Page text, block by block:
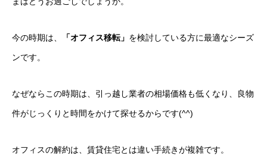
今の時期は、 「オフィス移転」 を検討している方に最適なシーズ
ンです。
なぜならこの時期は、引っ越し業者の相場価格も低くなり、良物
件がじっくりと時間をかけて探せるからです(^^)
オフィスの解約は、賃貸住宅とは違い手続きが複雑です。